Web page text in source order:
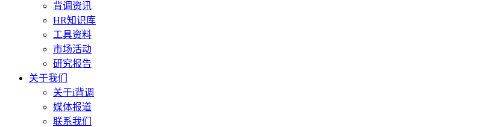
背调资讯
HR知识库
工具资料
市场活动
研究报告
关于我们
关于i背调
媒体报道
联系我们